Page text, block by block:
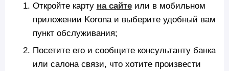
Откройте карту на сайтеили в мобильном
приложении Korona и выберите удобный вам
пункт обслуживания;
Посетите его и сообщите консультанту банка
или салона связи, что хотите произвести